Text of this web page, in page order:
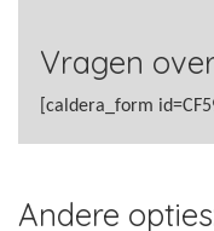
Vragen
[caldera_form
Andere